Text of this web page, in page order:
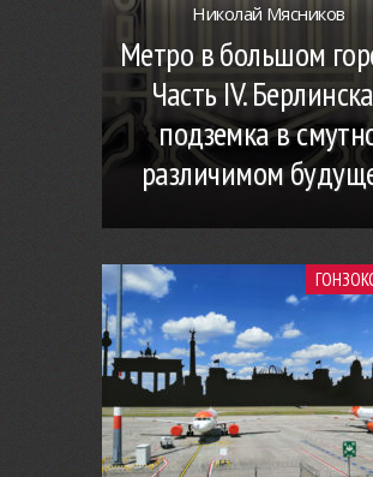
Николай Мясников
Метро в большом
Часть IV.
подземка в
различимом